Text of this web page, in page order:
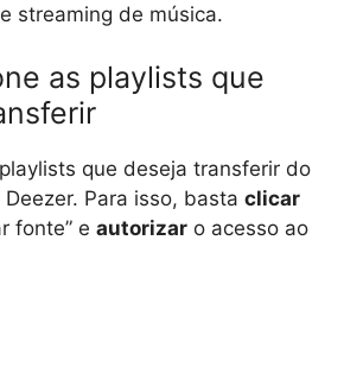
streaming de música.
as playlists que
que deseja transferir do
Para isso, basta clicar
fonte” e autorizar o acesso ao